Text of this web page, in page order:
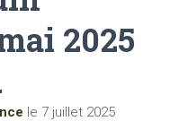
2025
le 7 juillet 2025